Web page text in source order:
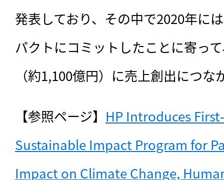
発表しており、その中で2020年に
パクトにコミットしたことに寄っ
（約1,100億円）に売上創出につ
【参照ページ】 HP Introduces
Sustainable Impact Program for
Impact on Climate Change,